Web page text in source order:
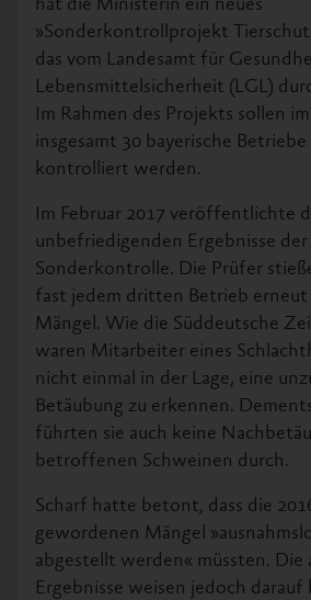
hat die Ministerin ein neues
»Sonderkontrollprojekt
das vom Landesamt für
Lebensmittelsicherheit (LGL)
Im Rahmen des Projekts sollen im
insgesamt 30 bayerische
kontrolliert werden.
Im Februar 2017 veröffentlichte
unbefriedigenden Ergebnisse der
Sonderkontrolle. Die Prüfer
fast jedem dritten Betrieb erneut
Mängel. Wie die Süddeutsche
waren Mitarbeiter eines
nicht einmal in der Lage, eine
Betäubung zu erkennen.
führten sie auch keine
betroffenen Schweinen durch.
Scharf hatte betont, dass die
gewordenen Mängel
abgestellt werden« müssten. Die
Ergebnisse weisen jedoch darauf